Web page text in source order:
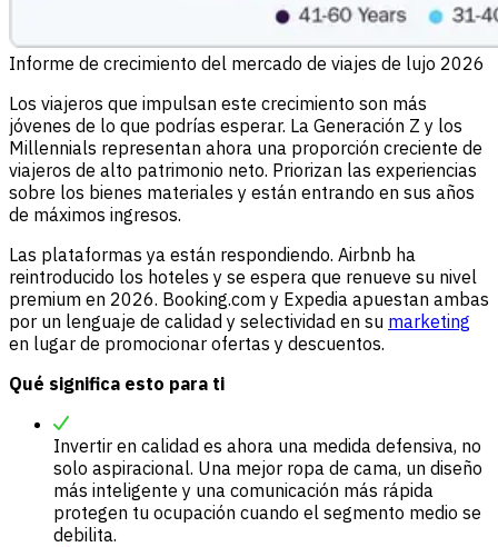
Informe de crecimiento del mercado de viajes de lujo 2026
Los viajeros que impulsan este crecimiento son más
jóvenes de lo que podrías esperar. La Generación Z y los
Millennials representan ahora una proporción creciente de
viajeros de alto patrimonio neto. Priorizan las experiencias
sobre los bienes materiales y están entrando en sus años
de máximos ingresos.
Las plataformas ya están respondiendo. Airbnb ha
reintroducido los hoteles y se espera que renueve su nivel
premium en 2026. Booking.com y Expedia apuestan ambas
por un lenguaje de calidad y selectividad en su marketing
en lugar de promocionar ofertas y descuentos.
Qué significa esto para ti
Invertir en calidad es ahora una medida defensiva, no
solo aspiracional. Una mejor ropa de cama, un diseño
más inteligente y una comunicación más rápida
protegen tu ocupación cuando el segmento medio se
debilita.